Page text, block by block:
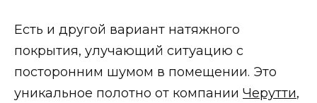
Есть и другой вариант натяжного
покрытия, улучающий ситуацию с
посторонним шумом в помещении. Это
уникальное полотно от компании Черутти,